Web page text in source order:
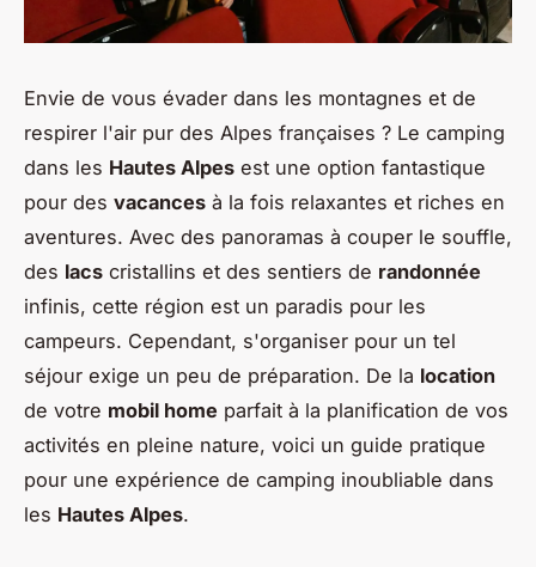
Envie de vous évader dans les montagnes et de
respirer l'air pur des Alpes françaises ? Le camping
dans les Hautes Alpes est une option fantastique
pour des vacances à la fois relaxantes et riches en
aventures. Avec des panoramas à couper le souffle,
des lacs cristallins et des sentiers de randonnée
infinis, cette région est un paradis pour les
campeurs. Cependant, s'organiser pour un tel
séjour exige un peu de préparation. De la location
de votre mobil home parfait à la planification de vos
activités en pleine nature, voici un guide pratique
pour une expérience de camping inoubliable dans
les Hautes Alpes.